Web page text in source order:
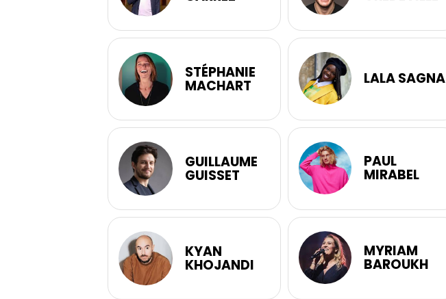
STÉPHANIE
MACHART LALA SAGNA
GUILLAUME
GUISSET
PAUL
MIRABEL
KYAN
KHOJANDI
MYRIAM
BAROUKH